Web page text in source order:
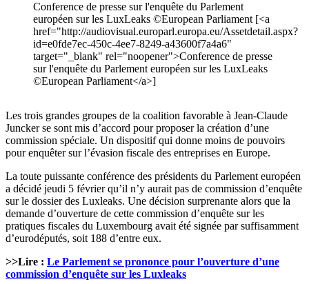
Conference de presse sur l'enquête du Parlement
européen sur les LuxLeaks ©European Parliament [<a
href="http://audiovisual.europarl.europa.eu/Assetdetail.aspx?
id=e0fde7ec-450c-4ee7-8249-a43600f7a4a6"
target="_blank" rel="noopener">Conference de presse
sur l'enquête du Parlement européen sur les LuxLeaks
©European Parliament</a>]
Les trois grandes groupes de la coalition favorable à Jean-Claude
Juncker se sont mis d’accord pour proposer la création d’une
commission spéciale. Un dispositif qui donne moins de pouvoirs
pour enquêter sur l’évasion fiscale des entreprises en Europe.
La toute puissante conférence des présidents du Parlement européen
a décidé jeudi 5 février qu’il n’y aurait pas de commission d’enquête
sur le dossier des Luxleaks. Une décision surprenante alors que la
demande d’ouverture de cette commission d’enquête sur les
pratiques fiscales du Luxembourg avait été signée par suffisamment
d’eurodéputés, soit 188 d’entre eux.
>>Lire : Le Parlement se prononce pour l’ouverture d’une
commission d’enquête sur les Luxleaks